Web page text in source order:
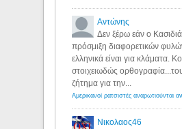
Αντώνης
Δεν ξέρω εάν ο
πρόσμιξη διαφορετικών
ελληνικά είναι για κλάματα.
στοιχειωδώς
ζήτημα για την...
Νικολαος46